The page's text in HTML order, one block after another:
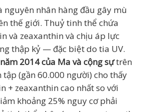
nhân hàng đầu gây mù
thế giới. Thuỷ tinh thể chứa
và zeaxanthin và chịu áp lực
thập kỷ — đặc biệt do tia UV.
2014 của Ma và cộng sựtrên
(gần 60.000 người) cho thấy
+ zeaxanthin cao nhất so với
khoảng 25% nguy cơ phải